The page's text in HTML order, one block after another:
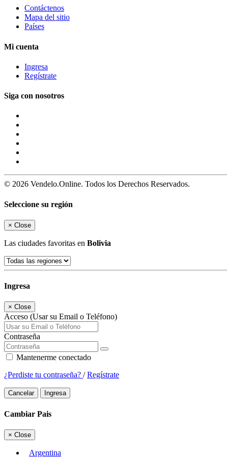
Contáctenos
Mapa del sitio
Países
Mi cuenta
Ingresa
Regístrate
Siga con nosotros
© 2026 Vendelo.Online. Todos los Derechos Reservados.
Seleccione su región
× Close
Las ciudades favoritas en Bolivia
Ingresa
× Close
Acceso (Usar su Email o Teléfono)
Contraseña
Mantenerme conectado
¿Perdiste tu contraseña? /Regístrate
Cancelar Ingresa
Cambiar Pais
× Close
Argentina